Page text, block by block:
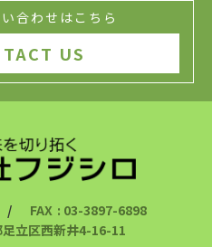
合わせはこちら
US
/ FAX : 03-3897-6898
立区西新井4-16-11